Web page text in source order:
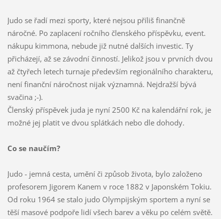
Judo se řadí mezi sporty, které nejsou příliš finančně
náročné. Po zaplacení ročního členského příspěvku, event.
nákupu kimmona, nebude již nutné dalších investic. Ty
přicházejí, až se závodní činností. Jelikož jsou v prvních dvou
až čtyřech letech turnaje především regionálního charakteru,
není finanční náročnost nijak významná. Nejdražší bývá
svačina ;-).
Členský příspěvek juda je nyní 2500 Kč na kalendářní rok, je
možné jej platit ve dvou splátkách nebo dle dohody.
Co se naučím?
Judo - jemná cesta, umění či způsob života, bylo založeno
profesorem Jigorem Kanem v roce 1882 v Japonském Tokiu.
Od roku 1964 se stalo judo Olympijským sportem a nyní se
těší masové podpoře lidí všech barev a věku po celém světě.